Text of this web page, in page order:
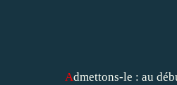
Admettons-le : au